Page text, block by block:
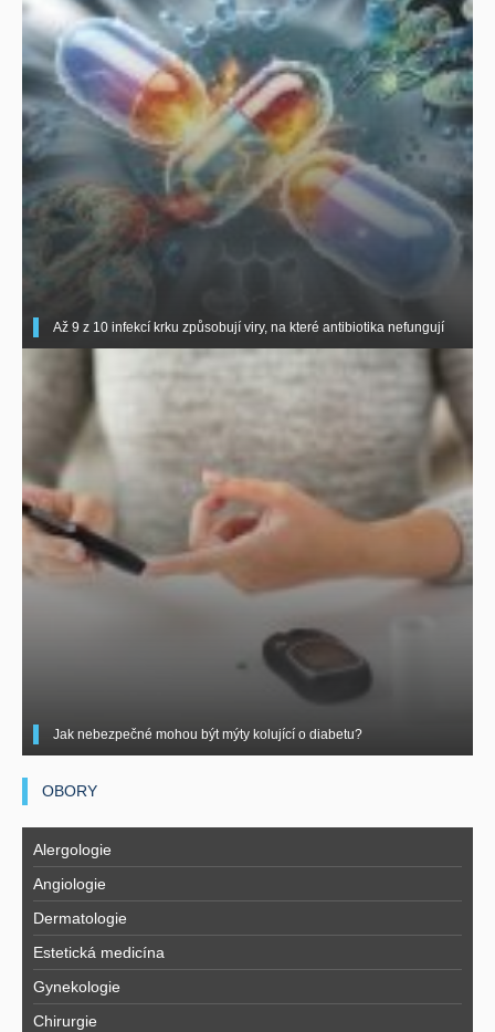
Až 9 z 10 infekcí krku způsobují viry, na které antibiotika nefungují
Jak nebezpečné mohou být mýty kolující o diabetu?
OBORY
Alergologie
Angiologie
Dermatologie
Estetická medicína
Gynekologie
Chirurgie